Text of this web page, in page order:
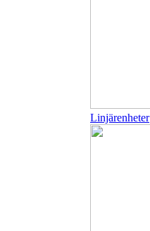
Linjärenheter